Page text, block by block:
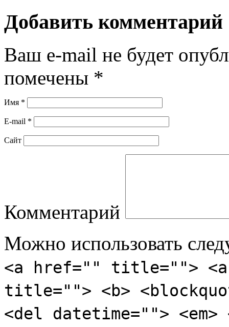
Добавить комментарий
Ваш e-mail не будет
помечены *
Имя *
E-mail *
Сайт
Комментарий
Можно использовать
<a href="" title="">
title=""> <b>
<del datetime="">